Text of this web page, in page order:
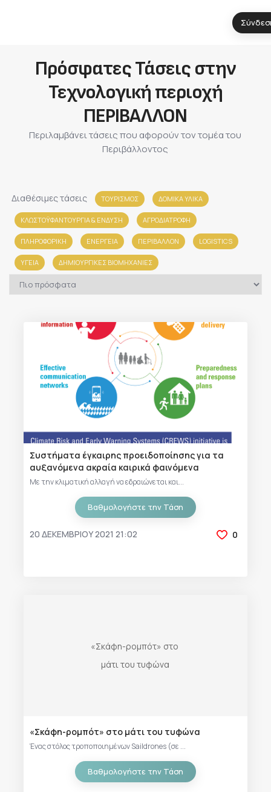
Πρόσφατες Τάσεις στην
Τεχνολογική περιοχή
ΠΕΡΙΒΑΛΛΟΝ
Περιλαμβάνει τάσεις που αφορούν τον τομέα του
Περιβάλλοντος
Διαθέσιμες τάσεις ΤΟΥΡΙΣΜΟΣ ΔΟΜΙΚΑ ΥΛΙΚΑ
ΚΛΩΣΤΟΫΦΑΝΤΟΥΡΓΙΑ & ΈΝΔΥΣΗ ΑΓΡΟΔΙΑΤΡΟΦΗ
ΠΛΗΡΟΦΟΡΙΚΗ ΕΝΕΡΓΕΙΑ ΠΕΡΙΒΑΛΛΟΝ LOGISTICS
ΥΓΕΙΑ ΔΗΜΙΟΥΡΓΙΚΕΣ ΒΙΟΜΗΧΑΝΙΕΣ
Συστήματα έγκαιρης προειδοποίησης για τα
αυξανόμενα ακραία καιρικά φαινόμενα
Με την κλιματική αλλαγή να εδραιώνεται και...
Βαθμολογήστε την Τάση
20 ΔΕΚΕΜΒΡΊΟΥ 2021 21:02 0
«Σκάφη-ρομπότ» στο μάτι του τυφώνα
Ένας στόλος τροποποιημένων Saildrones (σε ...
Βαθμολογήστε την Τάση